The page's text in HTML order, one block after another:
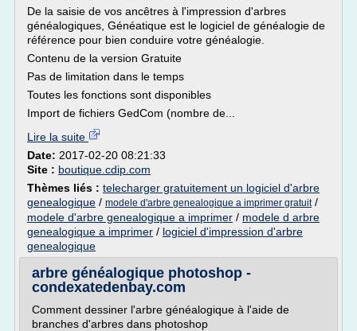
De la saisie de vos ancêtres à l'impression d'arbres
généalogiques, Généatique est le logiciel de généalogie de
référence pour bien conduire votre généalogie.
Contenu de la version Gratuite
Pas de limitation dans le temps
Toutes les fonctions sont disponibles
Import de fichiers GedCom (nombre de...
Lire la suite
Date: 2017-02-20 08:21:33
Site : boutique.cdip.com
Thèmes liés : telecharger gratuitement un logiciel d'arbre
genealogique / modele d'arbre genealogique a imprimer gratuit/
modele d'arbre genealogique a imprimer / modele d arbre
genealogique a imprimer / logiciel d'impression d'arbre
genealogique
arbre généalogique photoshop -
condexatedenbay.com
Comment dessiner l'arbre généalogique à l'aide de
branches d'arbres dans photoshop